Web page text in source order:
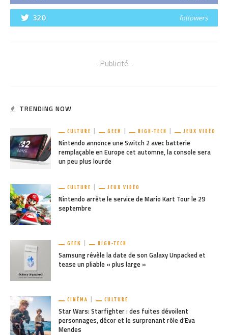
320 followers
- Publicité -
TRENDING NOW
CULTURE GEEK HIGH-TECH JEUX VIDÉO
Nintendo annonce une Switch 2 avec batterie
remplaçable en Europe cet automne, la console sera
un peu plus lourde
CULTURE JEUX VIDÉO
Nintendo arrête le service de Mario Kart Tour le 29
septembre
GEEK HIGH-TECH
Samsung révèle la date de son Galaxy Unpacked et
tease un pliable « plus large »
CINÉMA CULTURE
Star Wars: Starfighter : des fuites dévoilent
personnages, décor et le surprenant rôle d’Eva
Mendes